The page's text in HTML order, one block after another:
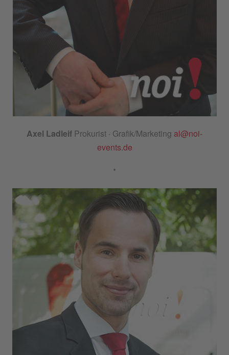
Axel Ladleif Prokurist · Grafik/Marketing al@noi-
events.de
*